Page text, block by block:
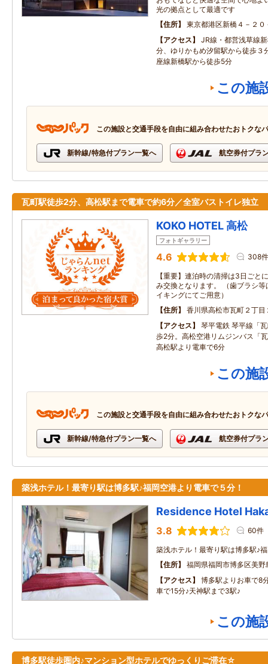
光の拠点として最適です
住所
東京都港区新橋４－２０
アクセス
JR線・都営浅草線
分、ゆりかもめ汐留駅から徒歩３
座線新橋駅から徒歩5分
この施
この施設と交通手段を自由に組み合わせたおトクな
新幹線/特急付プラン一覧へ 航空券付プラ
瓦町駅徒歩2分、高松駅まで電車で約6分／全室バストイレ独立
KOKO HOTEL 高松
フォトギャラリー
4.6 308件
【重要】連泊時の清掃は3日ごと
み交換となります。 （歯ブラシ
イキングにてご用意）
住所
香川県高松市瓦町２丁目
アクセス
琴平電鉄 琴平線「
歩2分。高松空港リムジンバス「
高松駅より電車で6分
この施
この施設と交通手段を自由に組み合わせたおトクな
新幹線/特急付プラン一覧へ 航空券付プラ
築浅ホテル！最寄り駅は博多駅♪福岡空港より電車で５分！
Residence Hotel
3.8 60件
築浅ホテル！最寄り駅は博多駅♪
住所
福岡県福岡市博多区美
アクセス
博多駅よりお車で8
車で15分♪天神駅まで3駅♪
この施
博多駅徒歩圏内♪マンション型ホテルでゆっくりご滞在☆